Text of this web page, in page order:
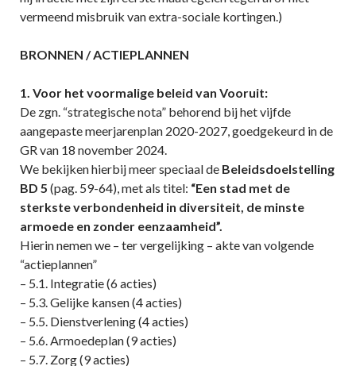
vermeend misbruik van extra-sociale kortingen.)
BRONNEN / ACTIEPLANNEN
1. Voor het voormalige beleid van Vooruit:
De zgn. “strategische nota” behorend bij het vijfde
aangepaste meerjarenplan 2020-2027, goedgekeurd in de
GR van 18 november 2024.
We bekijken hierbij meer speciaal de Beleidsdoelstelling
BD 5 (pag. 59-64), met als titel: “Een stad met de
sterkste verbondenheid in diversiteit, de minste
armoede en zonder eenzaamheid”.
Hierin nemen we – ter vergelijking – akte van volgende
“actieplannen”
– 5.1. Integratie (6 acties)
– 5.3. Gelijke kansen (4 acties)
– 5.5. Dienstverlening (4 acties)
– 5.6. Armoedeplan (9 acties)
– 5.7. Zorg (9 acties)